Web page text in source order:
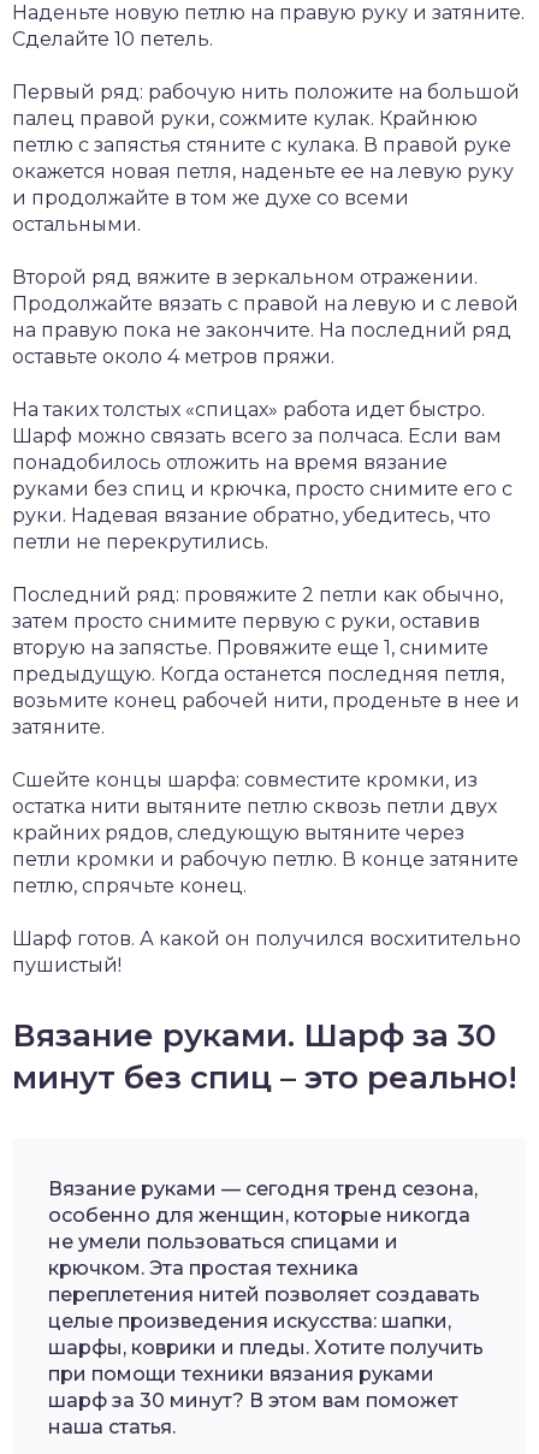
Наденьте новую петлю на правую руку и затяните.
Сделайте 10 петель.
Первый ряд: рабочую нить положите на большой
палец правой руки, сожмите кулак. Крайнюю
петлю с запястья стяните с кулака. В правой руке
окажется новая петля, наденьте ее на левую руку
и продолжайте в том же духе со всеми
остальными.
Второй ряд вяжите в зеркальном отражении.
Продолжайте вязать с правой на левую и с левой
на правую пока не закончите. На последний ряд
оставьте около 4 метров пряжи.
На таких толстых «спицах» работа идет быстро.
Шарф можно связать всего за полчаса. Если вам
понадобилось отложить на время вязание
руками без спиц и крючка, просто снимите его с
руки. Надевая вязание обратно, убедитесь, что
петли не перекрутились.
Последний ряд: провяжите 2 петли как обычно,
затем просто снимите первую с руки, оставив
вторую на запястье. Провяжите еще 1, снимите
предыдущую. Когда останется последняя петля,
возьмите конец рабочей нити, проденьте в нее и
затяните.
Сшейте концы шарфа: совместите кромки, из
остатка нити вытяните петлю сквозь петли двух
крайних рядов, следующую вытяните через
петли кромки и рабочую петлю. В конце затяните
петлю, спрячьте конец.
Шарф готов. А какой он получился восхитительно
пушистый!
Вязание руками. Шарф за 30
минут без спиц – это реально!
Вязание руками — сегодня тренд сезона,
особенно для женщин, которые никогда
не умели пользоваться спицами и
крючком. Эта простая техника
переплетения нитей позволяет создавать
целые произведения искусства: шапки,
шарфы, коврики и пледы. Хотите получить
при помощи техники вязания руками
шарф за 30 минут? В этом вам поможет
наша статья.